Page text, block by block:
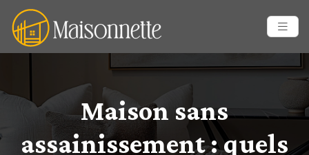
Maison sans
assainissement : quels